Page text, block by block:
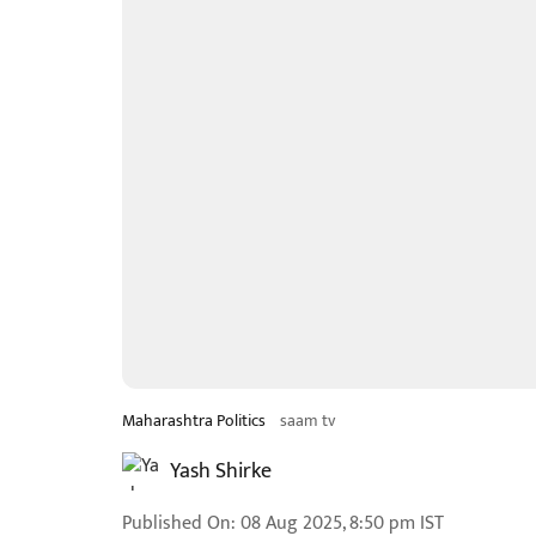
Maharashtra Politics saam tv
Yash Shirke
Published On:08 Aug 2025, 8:50 pm IST